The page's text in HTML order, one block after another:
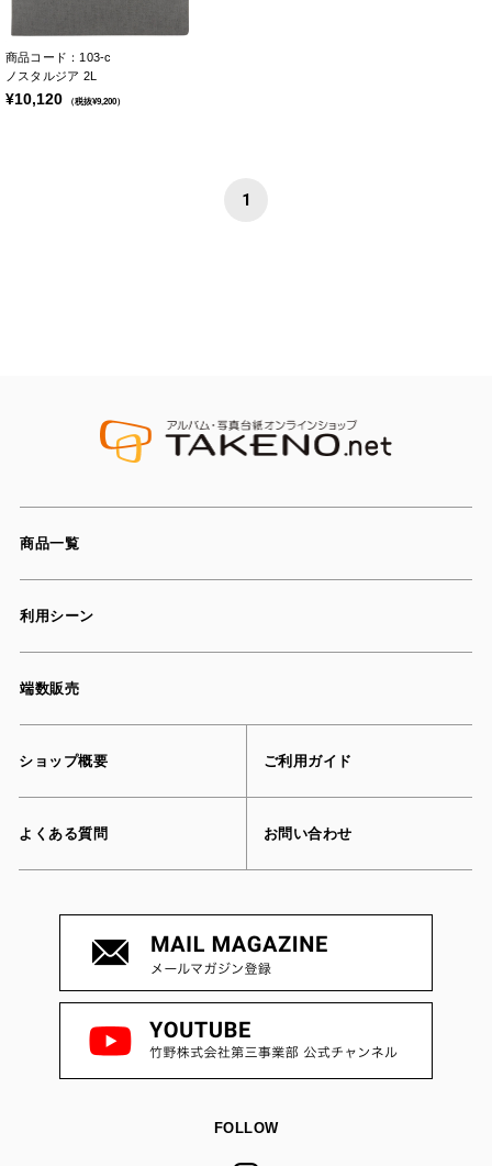
商品コード：103-c
ノスタルジア 2L
¥10,120 （税抜¥9,200）
1
商品一覧
利用シーン
端数販売
ショップ概要 ご利用ガイド
よくある質問 お問い合わせ
FOLLOW